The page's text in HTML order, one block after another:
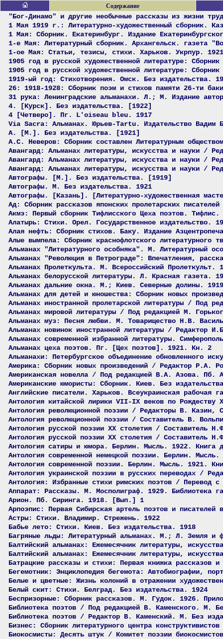
Содержание
"Бог-Динамо" и другие необычные рассказы из жизни
1 Мая 1919 г.: Литературно-художественный сборник.
1 Мая: Сборник. Екатеринбург. Издание
1-е Мая: Литературный сборник. Архангельск. газета
1-ое Мая: Статьи, тезисы, стихи. Харьков. Укрпур. 1921
1905 год в русской художественной литературе:
1905 год в русской художественной литературе:
1919-ый год: Стихотворения. Омск. Без издательства.
26: 1918-1928: Сборник поэм и стихов памяти 26-ти
31 рука: Ленинградские альманахи. Л.; М. Издание
4. [Курск]. Без издательства. [1922]
4 [Четверо]. Пг. L'oiseau bleu. 1917
Via Sacra: Альманах. Юрьев-Tartu. Издательство Вадим
А. [М.]. Без издательства. [1921]
А.С. Неверов: Сборник составлен Литературным
Авангард: Альманах литературы, искусства и науки /
Авангард: Альманах литературы, искусства и науки /
Авангард: Альманах литературы, искусства и науки /
Автографы. [М.]. Без издательства. [1919]
Автографы. М. Без издательства. 1921
Автографы. [Казань]. [Литературно-художественная
Ад: Сборник рассказов японских пролетарских
Акмэ: Первый сборник Тифлисского Цеха поэтов.
Алатырь: Стихи. Орел. Государственное издательство.
Алая нефть: Сборник стихов. Баку. Издание
Алые вымпела: Сборник краснофлотского литературного
Альманах "Литературного особняка". М. Литературный
Альманах "Революция в Петрограде": Впечатления,
Альманах Пролеткульта. М. Всероссийский Пролеткульт.
Альманах белорусской литературы. Л. Красная газета.
Альманах дальние окна. М.; Киев. Северные долины. 1919
Альманах для детей и юношества: Сборник новых
Альманах иностранной пролетарской литературы / Под
Альманах мировой литературы / Под редакцией М.
Альманах муз: Песня любви. М. Товарищество Н.В.
Альманах новинок иностранной литературы / Редактор
Альманах современной избранной литературы.
Альманах цеха поэтов. Пг. [Цех поэтов]. 1921. Кн. 2
Альманахи: Петербургское объединение обновленного
Америка: Сборник новых произведений / Редактор Р.А.
Американская новелла / Под редакцией В.А. Азова. Пб.
Американские юмористы: Сборник. Киев. Без
Английские писатели. Харьков. Всеукраинская рабочая
Антология китайской лирики VII-IX веков по
Антология революционной поэзии / Редакторы В.
Антология революционной поэзии / Составитель В.
Антология русской поэзии ХХ столетия / Составитель
Антология русской поэзии ХХ столетия /
Антология сатиры и юмора. Берлин. Мысль. 1922. Книга
Антология современной немецкой поэзии. Берлин.
Антология современной поэзии. Берлин. Мысль. 1921.
Антология украинской поэзии в русских переводах /
Антология: Избранные стихи римских поэтов / Перевод
Аппарат: Рассказы. М. Мосполиграф. 1929. Библиотека
Арион. Пб. Сиринга. 1918. [Вып.] 1
Арпоэпис: Первая Сибирская артель поэтов и
Астры: Стихи. Владимир. Стрежень. 1922
Бабье лето: Стихи. Киев. Без издательства. 1918
Багряные льды: Литературный альманах. М.; Л. Земля и
Балтийский альманах: Ежемесячник литературы,
Балтийский альманах: Ежемесячник литературы,
Батрацкие рассказы и стихи: Первая книжка
Бегемотник: Энциклопедия бегемота: Автобиографии,
Белые и цветные: Жизнь колоний в отражении
Белый скит: Стихи. Белград. Без издательства. 1924
Беспризорные: Сборник рассказов. М. Гудок. 1926.
Библиотека поэтов / Под редакцией В. Каменского. М.
Библиотека поэтов / Редактор В. Каменский. М. Без
Бизнес: Сборник литературного центра
Биокосмисты: Десять штук / Комитет поэзии